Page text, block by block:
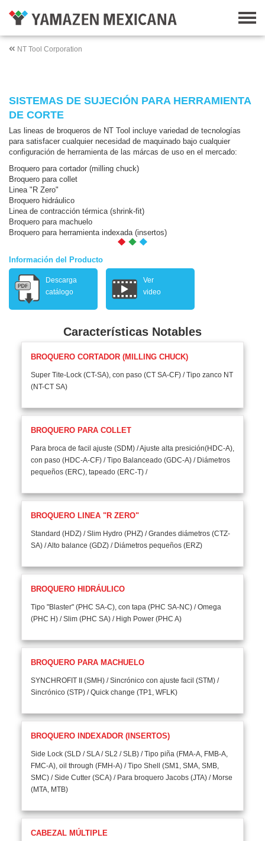
NT Tool Corporation
SISTEMAS DE SUJECIÓN PARA HERRAMIENTA
DE CORTE
Las lineas de broqueros de NT Tool incluye variedad de tecnologías
para satisfacer cualquier necesidad de maquinado bajo cualquier
configuración de herramienta de las márcas de uso en el mercado:
Broquero para cortador (milling chuck)
Broquero para collet
Linea "R Zero"
Broquero hidráulico
Linea de contracción térmica (shrink-fit)
Broquero para machuelo
Broquero para herramienta indexada (insertos)
Información del Producto
Descarga
catálogo
Ver
video
Características Notables
BROQUERO CORTADOR (MILLING CHUCK)
Super Tite-Lock (CT-SA), con paso (CT SA-CF) / Tipo zanco NT
(NT-CT SA)
BROQUERO PARA COLLET
Para broca de facil ajuste (SDM) / Ajuste alta presición(HDC-A),
con paso (HDC-A-CF) / Tipo Balanceado (GDC-A) / Diámetros
pequeños (ERC), tapeado (ERC-T) /
BROQUERO LINEA "R ZERO"
Standard (HDZ) / Slim Hydro (PHZ) / Grandes diámetros (CTZ-
SA) / Alto balance (GDZ) / Diámetros pequeños (ERZ)
BROQUERO HIDRÁULICO
Tipo "Blaster" (PHC SA-C), con tapa (PHC SA-NC) / Omega
(PHC H) / Slim (PHC SA) / High Power (PHC A)
BROQUERO PARA MACHUELO
SYNCHROFIT II (SMH) / Sincrónico con ajuste facil (STM) /
Sincrónico (STP) / Quick change (TP1, WFLK)
BROQUERO INDEXADOR (INSERTOS)
Side Lock (SLD / SLA / SL2 / SLB) / Tipo piña (FMA-A, FMB-A,
FMC-A), oil through (FMH-A) / Tipo Shell (SM1, SMA, SMB,
SMC) / Side Cutter (SCA) / Para broquero Jacobs (JTA) / Morse
(MTA, MTB)
CABEZAL MÚLTIPLE